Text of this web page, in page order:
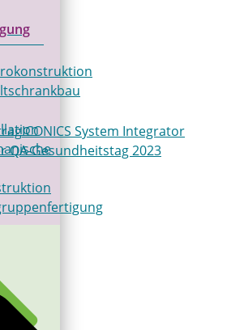
ICONICS System Integrator
QA-Gesundheitstag 2023